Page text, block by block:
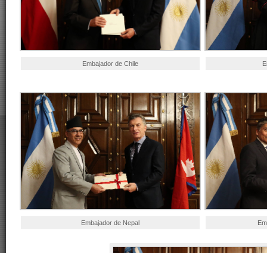
Embajador de Chile
Embajador de Nepal